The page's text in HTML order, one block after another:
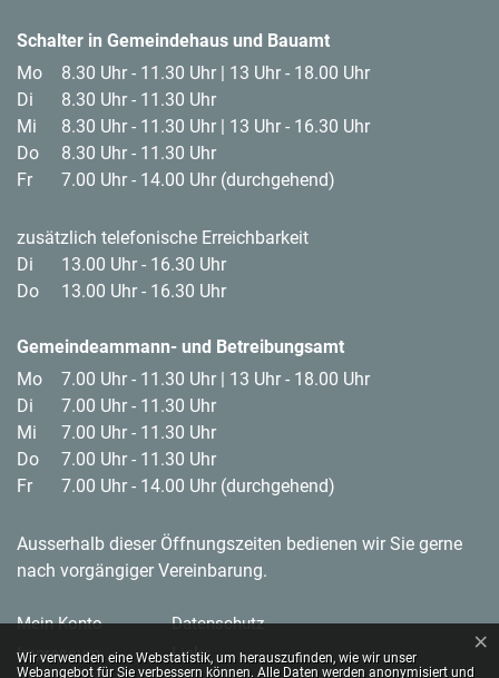
Schalter in Gemeindehaus und Bauamt
Mo
8.30 Uhr - 11.30 Uhr | 13 Uhr - 18.00 Uhr
Di
8.30 Uhr - 11.30 Uhr
Mi
8.30 Uhr - 11.30 Uhr | 13 Uhr - 16.30 Uhr
Do
8.30 Uhr - 11.30 Uhr
Fr
7.00 Uhr - 14.00 Uhr (durchgehend)
zusätzlich telefonische Erreichbarkeit
Di
13.00 Uhr - 16.30 Uhr
Do
13.00 Uhr - 16.30 Uhr
Gemeindeammann- und Betreibungsamt
Mo
7.00 Uhr - 11.30 Uhr | 13 Uhr - 18.00 Uhr
Di
7.00 Uhr - 11.30 Uhr
Mi
7.00 Uhr - 11.30 Uhr
Do
7.00 Uhr - 11.30 Uhr
Fr
7.00 Uhr - 14.00 Uhr (durchgehend)
Ausserhalb dieser Öffnungszeiten bedienen wir Sie gerne
nach vorgängiger Vereinbarung.
Toolbar
Mein Konto
Datenschutz
Impressum
Links
Webstatistik
Wir verwenden eine Webstatistik, um herauszufinden, wie wir unser
Webangebot für Sie verbessern können. Alle Daten werden anonymisiert und
×